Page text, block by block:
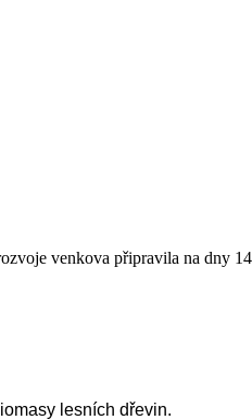
venkova připravila na dny
lesních dřevin.